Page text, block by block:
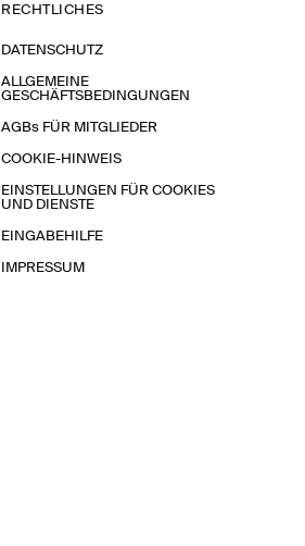
RECHTLICHES
DATENSCHUTZ
ALLGEMEINE
GESCHÄFTSBEDINGUNGEN
AGBs FÜR MITGLIEDER
COOKIE-HINWEIS
EINSTELLUNGEN FÜR COOKIES
UND DIENSTE
EINGABEHILFE
IMPRESSUM